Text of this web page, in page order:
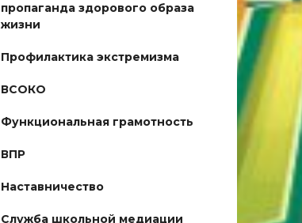
пропаганда здорового образа
жизни
Профилактика экстремизма
ВСОКО
Функциональная грамотность
ВПР
Наставничество
Служба школьной медиации